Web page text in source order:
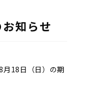
お知らせ
月18日（日）の期